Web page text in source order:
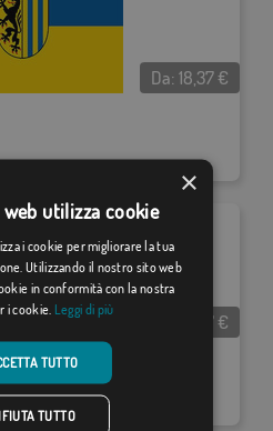
Da:18,37€
18,37€
×
utilizza cookie
i cookie per migliorare la tua
Utilizzando il nostro sito web
in conformità con la nostra
i cookie. Leggi di più
TUTTO
TUTTO